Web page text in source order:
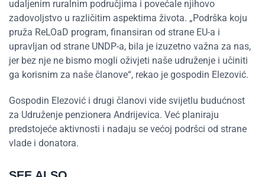
udaljenim ruralnim područjima i povećale njihovo
zadovoljstvo u različitim aspektima života. „Podrška koju
pruža ReLOaD program, finansiran od strane EU-a i
upravljan od strane UNDP-a, bila je izuzetno važna za nas,
jer bez nje ne bismo mogli oživjeti naše udruženje i učiniti
ga korisnim za naše članove“, rekao je gospodin Elezović.
Gospodin Elezović i drugi članovi vide svijetlu budućnost
za Udruženje penzionera Andrijevica. Već planiraju
predstojeće aktivnosti i nadaju se većoj podršci od strane
vlade i donatora.